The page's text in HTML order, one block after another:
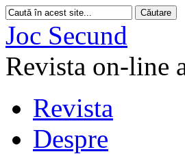
Joc Secund
Revista on-line
Revista
Despre